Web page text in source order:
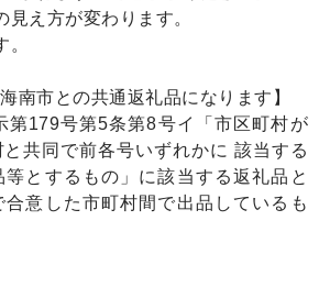
え方が変わります。
南市との共通返礼品になります】
第179号第5条第8号イ「市区町村が
共同で前各号いずれかに 該当する
等とするもの」に該当する返礼品と
合意した市町村間で出品しているも